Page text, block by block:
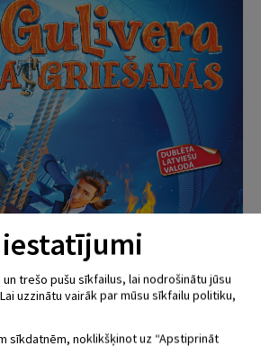
trešo pušu sīkfailus, lai nodrošinātu jūsu
uzzinātu vairāk par mūsu sīkfailu politiku,
sīkdatnēm, noklikšķinot uz “Apstiprināt